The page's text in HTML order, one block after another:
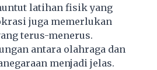
latihan fisik yang
juga memerlukan
terus-menerus.
antara olahraga dan
menjadi jelas.